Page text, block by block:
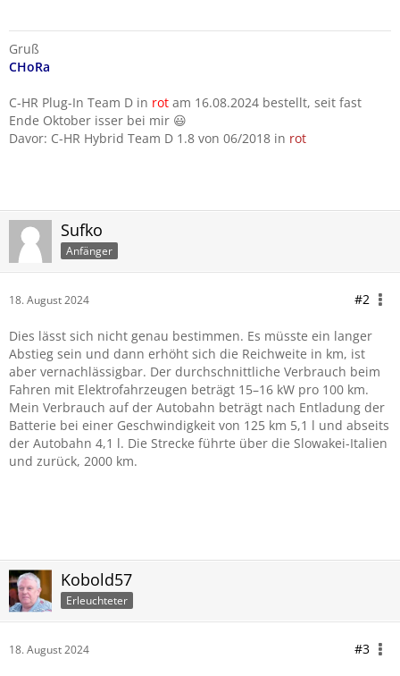
Gruß
CHoRa
C-HR Plug-In Team D in rot am 16.08.2024 bestellt, seit fast
Ende Oktober isser bei mir 😃
Davor: C-HR Hybrid Team D 1.8 von 06/2018 in rot
Sufko
Anfänger
18. August 2024 #2
Dies lässt sich nicht genau bestimmen. Es müsste ein langer
Abstieg sein und dann erhöht sich die Reichweite in km, ist
aber vernachlässigbar. Der durchschnittliche Verbrauch beim
Fahren mit Elektrofahrzeugen beträgt 15–16 kW pro 100 km.
Mein Verbrauch auf der Autobahn beträgt nach Entladung der
Batterie bei einer Geschwindigkeit von 125 km 5,1 l und abseits
der Autobahn 4,1 l. Die Strecke führte über die Slowakei-Italien
und zurück, 2000 km.
Kobold57
Erleuchteter
18. August 2024 #3